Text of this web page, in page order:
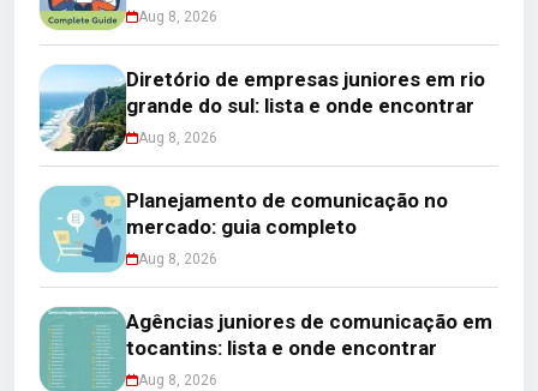
Aug 8, 2026
Diretório de empresas juniores em rio
grande do sul: lista e onde encontrar
Aug 8, 2026
Planejamento de comunicação no
mercado: guia completo
Aug 8, 2026
Agências juniores de comunicação em
tocantins: lista e onde encontrar
Aug 8, 2026